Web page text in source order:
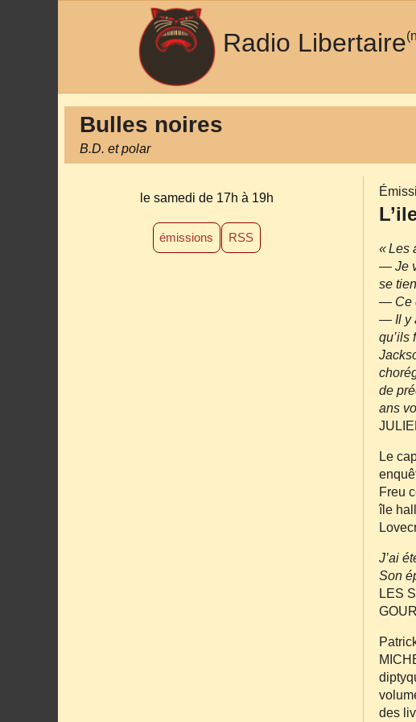
Radio Libertaire
Bulles noires
B.D. et polar
le samedi de 17h à 19h
émissions RSS
« Les
— Je
se
— Ce
— Il y
qu’ils
de
ans
Le
Freu
île
J’ai
Son
LES
des